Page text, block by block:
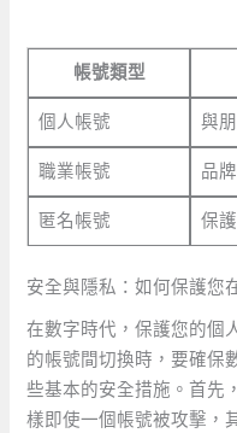
帳號類型
個人帳號 與
職業帳號 品
匿名帳號 保
安全與隱私：如何保護您
在數字時代，保護您的個
的帳號間切換時，要確保
些基本的安全措施。首先
樣即使一個帳號被攻擊，